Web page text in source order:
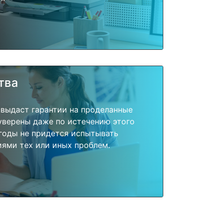
гарантии на проделанные
даже по истечению этого
не придется испытывать
тех или иных проблем.